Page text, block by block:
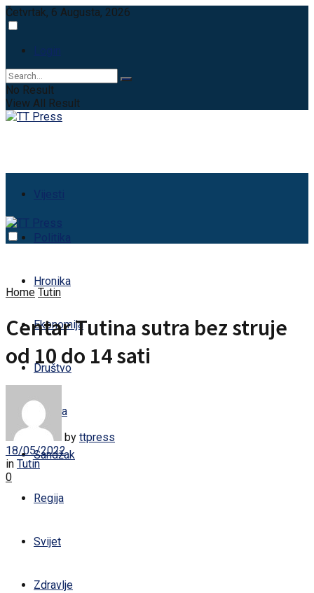
Četvrtak, 6 Augusta, 2026
Login
No Result
View All Result
Vijesti
Politika
Hronika
Ekonomija
Društvo
Kultura
Sandžak
Regija
Svijet
Zdravlje
Home Tutin
Centar Tutina sutra bez struje
od 10 do 14 sati
by ttpress
18/05/2022
in Tutin
0